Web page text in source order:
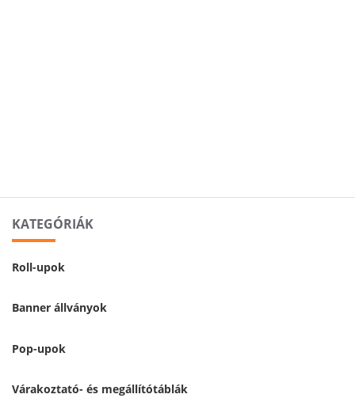
KATEGÓRIÁK
Roll-upok
Banner állványok
Pop-upok
Várakoztató- és megállítótáblák